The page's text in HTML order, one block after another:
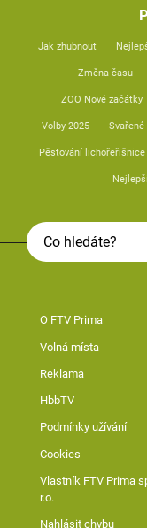
Jak zhubnout
Změna času
ZOO Nové začátky
Volby 2025 Svařené
Pěstování lichořeřišnice
O FTV Prima
Volná místa
Reklama
HbbTV
Podmínky užívání
Cookies
Vlastník FTV Prima
r.o.
Nahlásit chybu